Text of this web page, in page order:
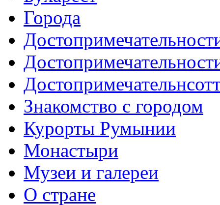
Города
Знакомство с городом
Курорты Румынии
Монастыри
Музеи и галереи
О стране